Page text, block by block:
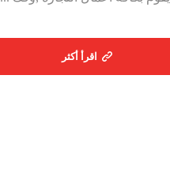
اقرأ أكثر